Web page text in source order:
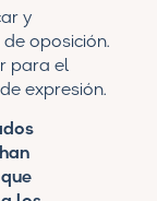
y
oposición.
para el
expresión.